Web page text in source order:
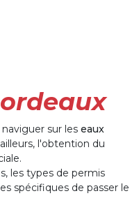
sur les eaux
l'obtention du
les types de permis
spécifiques de passer le